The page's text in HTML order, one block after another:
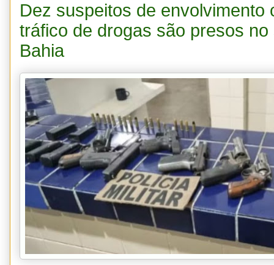
Dez suspeitos de envolvimento
tráfico de drogas são presos
Bahia